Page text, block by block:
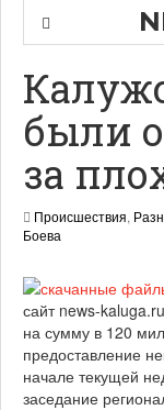
были
за
Происшествия,
Боева
сайт news-
на сумму в 120
предоставление
начале текущей
заседание